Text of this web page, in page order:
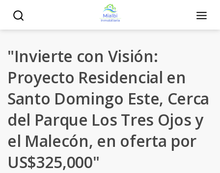
"Invierte con Visión:
Proyecto Residencial en
Santo Domingo Este, Cerca
del Parque Los Tres Ojos y
el Malecón, en oferta por
US$325,000"